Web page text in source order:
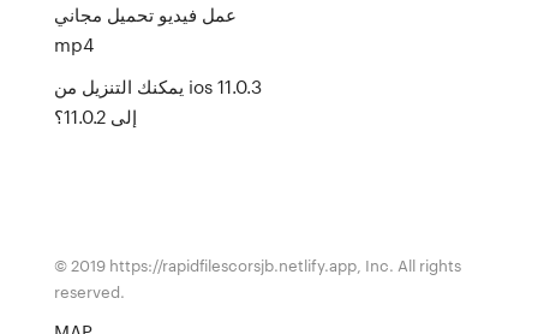
عمل فيديو تحميل مجاني
mp4
يمكنك التنزيل من ios 11.0.3
إلى 11.0.2؟
© 2019 https://rapidfilescorsjb.netlify.app, Inc. All rights
reserved.